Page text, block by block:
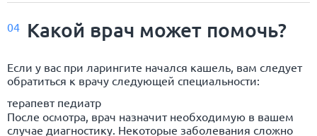
04 Какой врач может помочь?
Если у вас при ларингите начался кашель, вам следует
обратиться к врачу следующей специальности:
терапевт педиатр
После осмотра, врач назначит необходимую в вашем
случае диагностику. Некоторые заболевания сложно